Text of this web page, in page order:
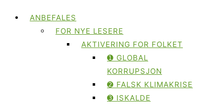
ANBEFALES
FOR NYE LESERE
AKTIVERING FOR FOLKET
➊ GLOBAL
KORRUPSJON
➋ FALSK KLIMAKRISE
➌ ISKALDE